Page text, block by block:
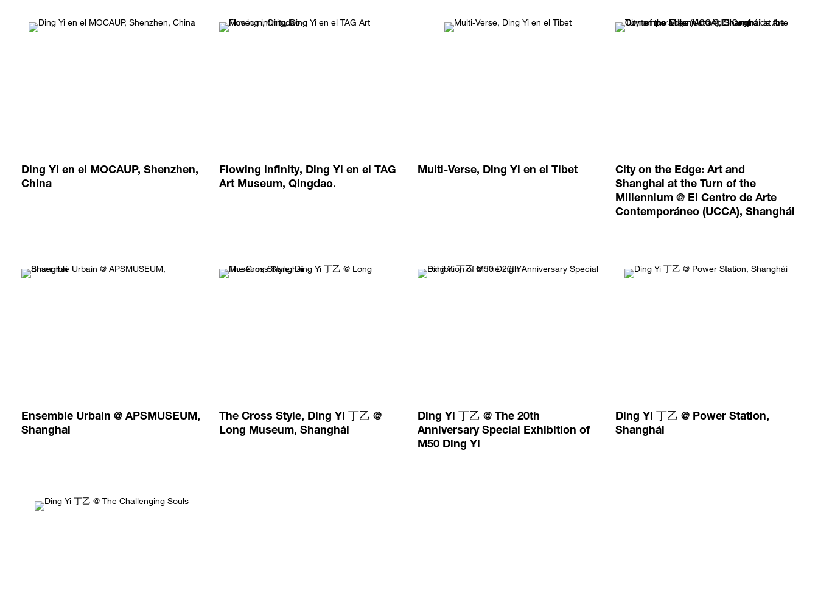
Ding Yi en el MOCAUP, Shenzhen,
China
Flowing infinity, Ding Yi en el TAG
Art Museum, Qingdao.
Multi-Verse, Ding Yi en el Tibet
City on the Edge: Art and
Shanghai at the Turn of the
Millennium @ El Centro de Arte
Contemporáneo (UCCA), Shanghái
Ensemble Urbain @ APSMUSEUM,
Shanghai
The Cross Style, Ding Yi 丁乙 @
Long Museum, Shanghái
Ding Yi 丁乙 @ The 20th
Anniversary Special Exhibition of
M50 Ding Yi
Ding Yi 丁乙 @ Power Station,
Shanghái